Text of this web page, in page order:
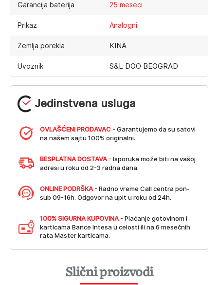
Jedinstvena usluga
OVLAŠĆENI PRODAVAC - Garantujemo da su satovi
na našem sajtu 100% originalni.
BESPLATNA DOSTAVA - Isporuka može biti na vašoj
adresi u roku od 2-3 radna dana.
ONLINE PODRŠKA - Radno vreme Call centra pon-
sub 09-16h. Odgovor na upit u roku od 24h.
100% SIGURNA KUPOVINA - Plaćanje gotovinom i
karticama Bance Intesa u celosti ili na 6 mesečnih
rata Master karticama.
Garancija baterija 25 meseci
Prikaz Analogni
Zemlja porekla KINA
Uvoznik S&L DOO BEOGRAD
Slični proizvodi